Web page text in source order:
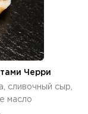
Черри
сливочный сыр,
масло